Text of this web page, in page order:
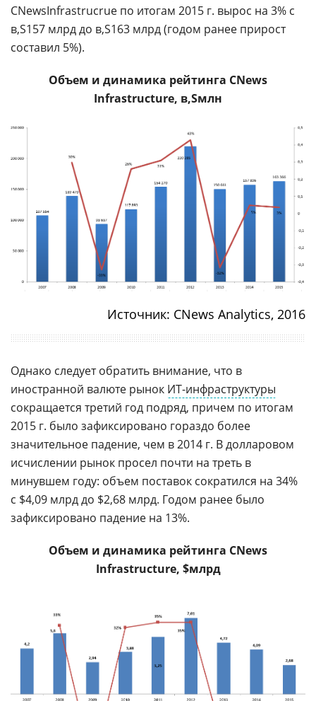
CNewsInfrastrucrue по итогам 2015 г. вырос на 3% с
157 млрд до
163 млрд (годом ранее прирост
составил 5%).
Объем и динамика рейтинга CNews
Infrastructure, млн
Источник: CNews Analytics, 2016
Однако следует обратить внимание, что в
иностранной валюте рынок ИТ-инфраструктуры
сокращается третий год подряд, причем по итогам
2015 г. было зафиксировано гораздо более
значительное падение, чем в 2014 г. В долларовом
исчислении рынок просел почти на треть в
минувшем году: объем поставок сократился на 34%
с $4,09 млрд до $2,68 млрд. Годом ранее было
зафиксировано падение на 13%.
Объем и динамика рейтинга CNews
Infrastructure, $млрд